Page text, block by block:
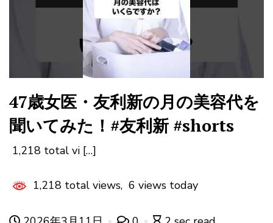
47歳女医・友利新の月の美容代を
聞いてみた！#友利新 #shorts
1,218 total vi […]
1,218 total views, 6 views today